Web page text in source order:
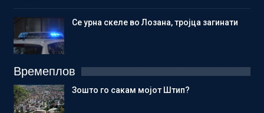
Се урна скеле во Лозана, тројца загинати
Времеплов
Зошто го сакам мојот Штип?